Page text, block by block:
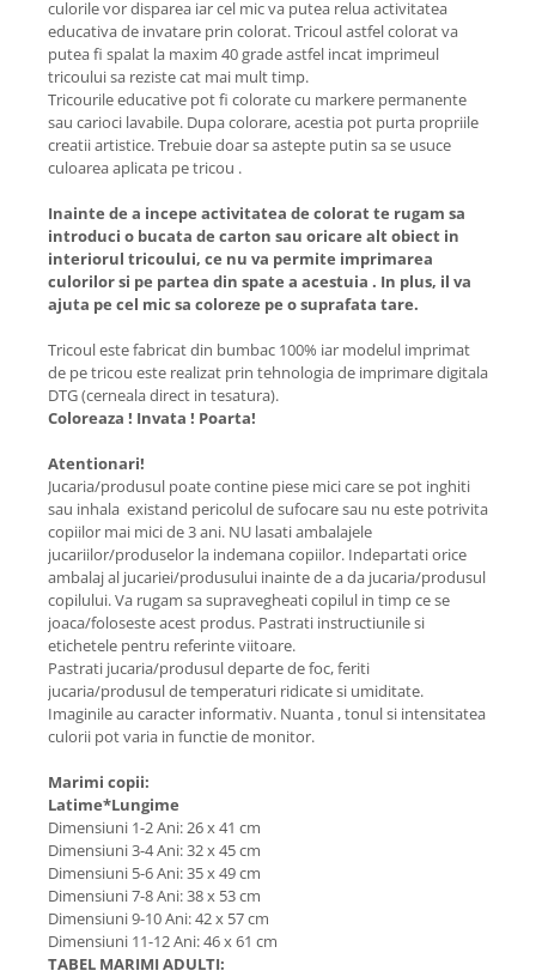
culorile vor disparea iar cel mic va putea relua activitatea
educativa de invatare prin colorat. Tricoul astfel colorat va
putea fi spalat la maxim 40 grade astfel incat imprimeul
tricoului sa reziste cat mai mult timp.
Tricourile educative pot fi colorate cu markere permanente
sau carioci lavabile. Dupa colorare, acestia pot purta propriile
creatii artistice. Trebuie doar sa astepte putin sa se usuce
culoarea aplicata pe tricou .
Inainte de a incepe activitatea de colorat te rugam sa
introduci o bucata de carton sau oricare alt obiect in
interiorul tricoului, ce nu va permite imprimarea
culorilor si pe partea din spate a acestuia . In plus, il va
ajuta pe cel mic sa coloreze pe o suprafata tare.
Tricoul este fabricat din bumbac 100% iar modelul imprimat
de pe tricou este realizat prin tehnologia de imprimare digitala
DTG (cerneala direct in tesatura).
Coloreaza ! Invata ! Poarta!
Atentionari!
Jucaria/produsul poate contine piese mici care se pot inghiti
sau inhala existand pericolul de sufocare sau nu este potrivita
copiilor mai mici de 3 ani. NU lasati ambalajele
jucariilor/produselor la indemana copiilor. Indepartati orice
ambalaj al jucariei/produsului inainte de a da jucaria/produsul
copilului. Va rugam sa supravegheati copilul in timp ce se
joaca/foloseste acest produs. Pastrati instructiunile si
etichetele pentru referinte viitoare.
Pastrati jucaria/produsul departe de foc, feriti
jucaria/produsul de temperaturi ridicate si umiditate.
Imaginile au caracter informativ. Nuanta , tonul si intensitatea
culorii pot varia in functie de monitor.
Marimi copii:
Latime*Lungime
Dimensiuni 1-2 Ani: 26 x 41 cm
Dimensiuni 3-4 Ani: 32 x 45 cm
Dimensiuni 5-6 Ani: 35 x 49 cm
Dimensiuni 7-8 Ani: 38 x 53 cm
Dimensiuni 9-10 Ani: 42 x 57 cm
Dimensiuni 11-12 Ani: 46 x 61 cm
TABEL MARIMI ADULTI: